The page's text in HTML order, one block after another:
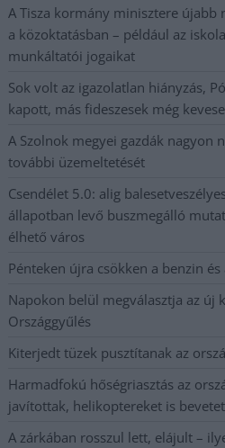
A Tisza kormány minisztere
a közoktatásban – például az
munkáltatói jogaikat
Sok volt az igazolatlan hiányzás,
kapott, más fideszesek még
A Szolnok megyei gazdák nagyon
további üzemeltetését
Csendélet 5.0: alig
állapotban levő buszmegálló
élhető város
Pénteken újra csökken a benzin és
Napokon belül megválasztja az új
Országgyűlés
Kiterjedt tüzek pusztítanak az
Harmadfokú hőségriasztás az
javítottak, helikoptereket is
A zárkában rosszul lett, elájult –